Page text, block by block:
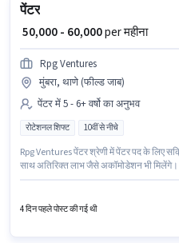
पेंटर
₹ 50,000 - 60,000per महीना
Rpg Ventures
मुंबरा, थाणे (फील्ड जाब)
पेंटर में 5 - 6+ वर्षो का अनुभव
रोटेशनल शिफ्ट 10वीं से नीचे
Rpg Ventures पेंटर श्रेणी में पेंटर पद के लिए
साथ अतिरिक्त लाभ जैसे अकॉमोडेशन भी मिलेंगे।
4 दिन पहले पोस्ट की गई थी